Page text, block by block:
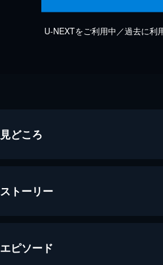
U-NEXTをご利用中／過去に利
見どころ
ストーリー
エピソード